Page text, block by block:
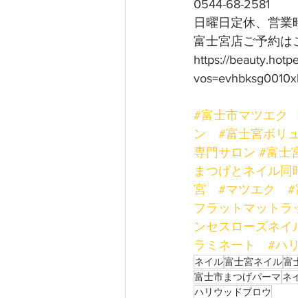
0544-68-2581
日曜日定休、営業
富士宮店ご予約は
https://
#富士市マツエク
ン
#富士宮ボリ
専門サロン #富士
まつげとネイル同
宮
#マツエク #
フラットマットラ
ンセスローズネイ
ラミネート
#ハ
ネイル富士宮ネイル富
富士市まつげパーマ ネ
ハリウッドブロウ